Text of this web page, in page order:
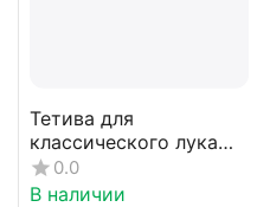
Тетива для
классического лука
66" белая
0.0
В наличии